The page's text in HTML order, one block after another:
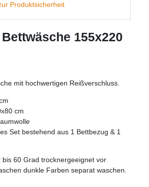
Produktsicherheit
155x220
mit hochwertigen Reißverschluss.
cm
Set bestehend aus 1 Bettbezug & 1
bis 60 Grad trocknergeeignet vor
dunkle Farben separat waschen.